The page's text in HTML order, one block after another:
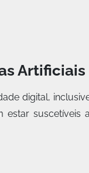
Artificiais
digital,
suscetíveis